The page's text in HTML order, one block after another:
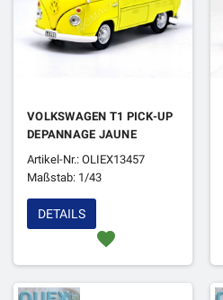
VOLKSWAGEN T1 PICK-UP
DEPANNAGE JAUNE
Artikel-Nr.: OLIEX13457
Maßstab: 1/43
favorite
DETAILS